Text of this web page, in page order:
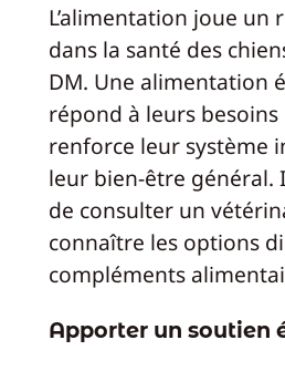
L’alimentation joue un
dans la santé des
DM. Une alimentation
répond à leurs
renforce leur système
leur bien-être général.
de consulter un
connaître les options
compléments
Apporter un soutien